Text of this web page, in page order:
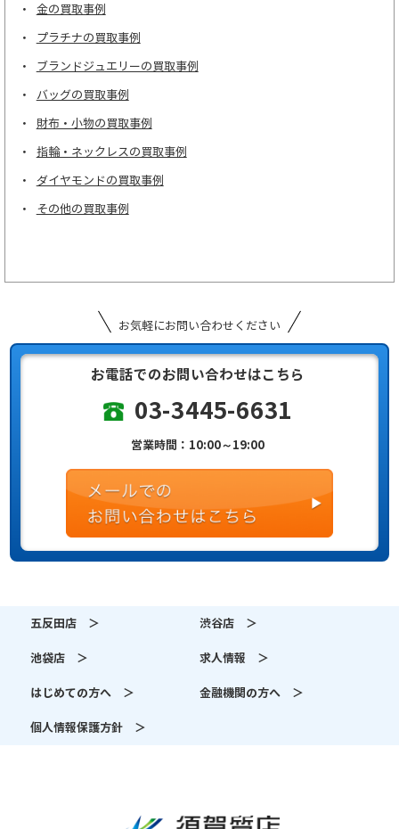
金の買取事例
プラチナの買取事例
ブランドジュエリーの買取事例
バッグの買取事例
財布・小物の買取事例
指輪・ネックレスの買取事例
ダイヤモンドの買取事例
その他の買取事例
お気軽にお問い合わせください
お電話でのお問い合わせはこちら
03-3445-6631
営業時間：10:00～19:00
五反田店 ＞ 渋谷店 ＞
池袋店 ＞ 求人情報 ＞
はじめての方へ ＞ 金融機関の方へ ＞
個人情報保護方針 ＞